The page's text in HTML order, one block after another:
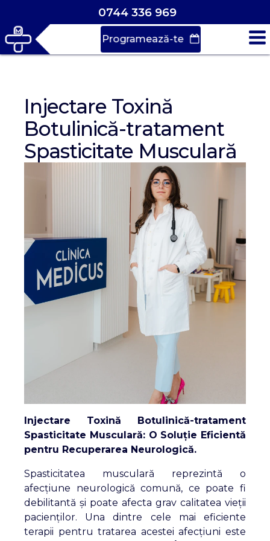
0744 336 969
Programează-te
Durează doar
30 de secunde
Injectare Toxină
Botulinică-tratament
Spasticitate Musculară
Injectare Toxină Botulinică-tratament
Spasticitate Musculară: O Soluție Eficientă
pentru Recuperarea Neurologică.
Spasticitatea musculară reprezintă o
afecțiune neurologică comună, ce poate fi
debilitantă și poate afecta grav calitatea vieții
pacienților. Una dintre cele mai eficiente
terapii pentru tratarea acestei afecțiuni este